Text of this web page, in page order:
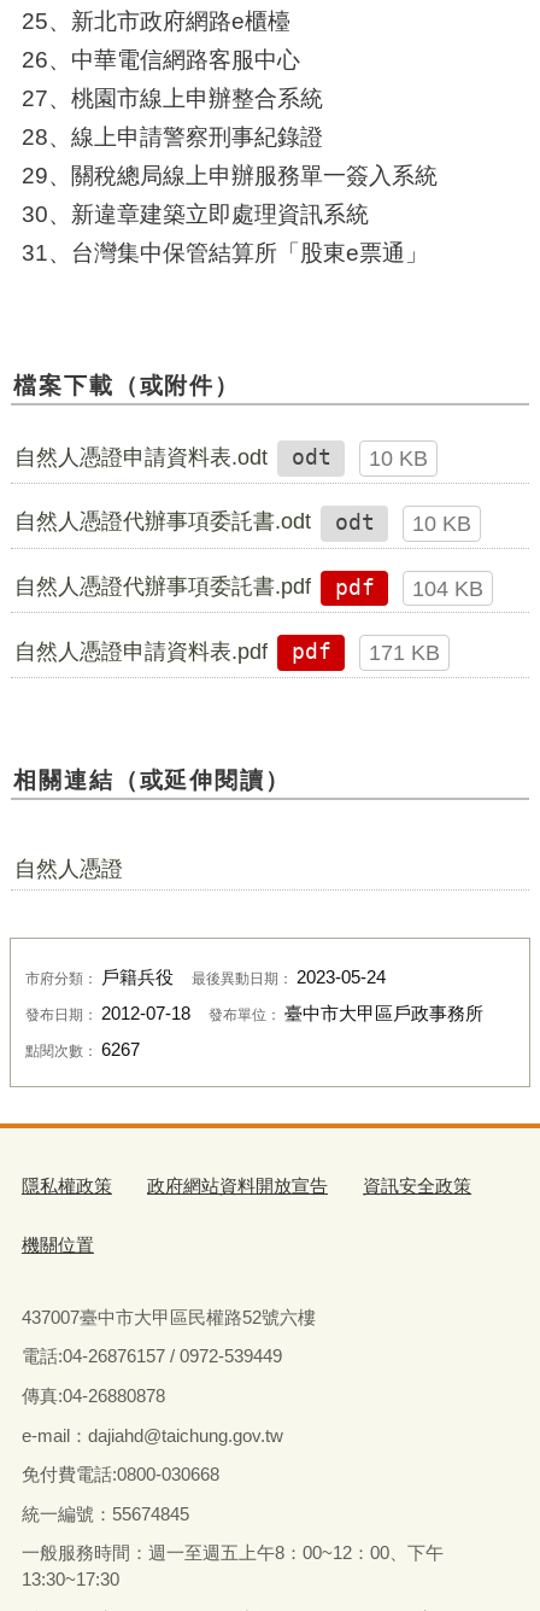
25、新北市政府網路e櫃檯
26、中華電信網路客服中心
27、桃園市線上申辦整合系統
28、線上申請警察刑事紀錄證
29、關稅總局線上申辦服務單一簽入系統
30、新違章建築立即處理資訊系統
31、台灣集中保管結算所「股東e票通」
檔案下載（或附件）
自然人憑證申請資料表.odt odt 10 KB
自然人憑證代辦事項委託書.odt odt 10 KB
自然人憑證代辦事項委託書.pdf pdf 104 KB
自然人憑證申請資料表.pdf pdf 171 KB
相關連結（或延伸閱讀）
自然人憑證
市府分類： 戶籍兵役 最後異動日期： 2023-05-24
發布日期： 2012-07-18 發布單位： 臺中市大甲區戶政事務所
點閱次數： 6267
隱私權政策 政府網站資料開放宣告 資訊安全政策
機關位置
437007臺中市大甲區民權路52號六樓
電話:04-26876157 / 0972-539449
傳真:04-26880878
e-mail：dajiahd@taichung.gov.tw
免付費電話:0800-030668
統一編號：55674845
一般服務時間：週一至週五上午8：00~12：00、下午
13:30~17:30